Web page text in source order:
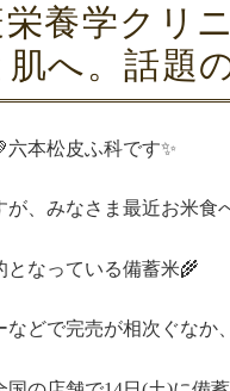
栄養学クリ
へ。話題
六本松皮ふ科です✨
が、みなさま最近お米食
となっている備蓄米🌾
などで完売が相次ぐなか、